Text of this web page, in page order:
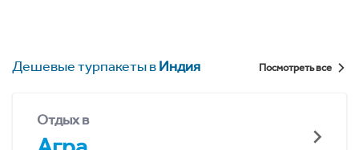
Дешевые турпакеты вИндия Посмотреть все
Отдых в